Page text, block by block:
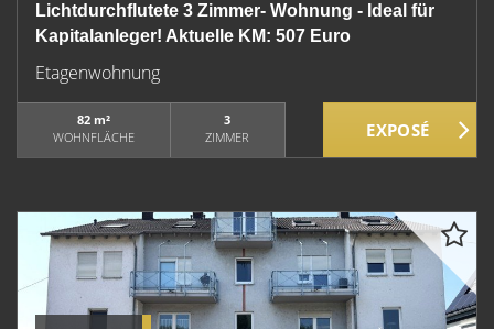
Lichtdurchflutete 3 Zimmer- Wohnung - Ideal für
Kapitalanleger! Aktuelle KM: 507 Euro
Etagenwohnung
82 m²
WOHNFLÄCHE
3
ZIMMER